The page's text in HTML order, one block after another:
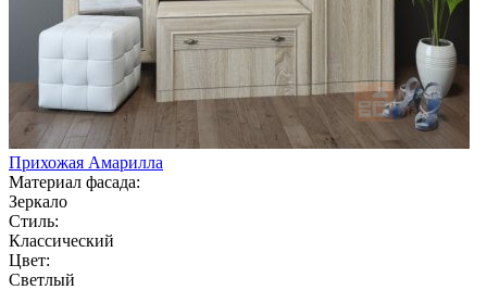
Прихожая Амарилла
Материал фасада:
Зеркало
Стиль:
Классический
Цвет:
Светлый